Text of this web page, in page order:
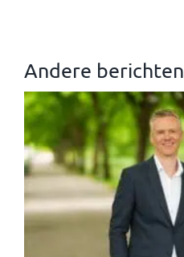
Andere berichten